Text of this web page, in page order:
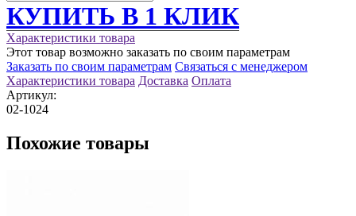
КУПИТЬ В 1 КЛИК
Характеристики товара
Этот товар возможно заказать по своим параметрам
Заказать по своим параметрам Связаться с менеджером
Характеристики товара Доставка Оплата
Артикул:
02-1024
Похожие товары